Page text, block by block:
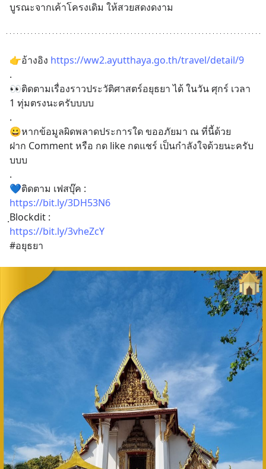
บูรณะจากเค้าโครงเดิม ให้สวยสดงดงาม
👉อ้างอิง https://ww2.ayutthaya.go.th/travel/detail/9
.
👀ติดตามเรื่องราวประวัติศาสตร์อยุธยา ได้ ในวัน ศุกร์ เวลา
1 ทุ่มตรงนะครับบบบ
.
😀หากข้อมูลผิดพลาดประการใด ขออภัยมา ณ ที่นี้ด้วย
ฝาก Comment หรือ กด like กดแชร์ เป็นกำลังใจด้วยนะครับ
บบบ
.
💙ติดตาม เฟสบุ๊ค :
https://bit.ly/3DH53N6
ฺBlockdit :
https://bit.ly/3vheZcY
#อยุธยา